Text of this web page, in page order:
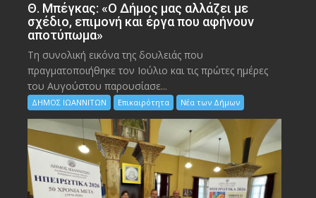
Θ. Μπέγκας: «Ο Δήμος μας αλλάζει με
σχέδιο, επιμονή και έργα που αφήνουν
αποτύπωμα»
Τη συνολική εικόνα της δουλειάς που
πραγματοποιήθηκε τον Ιούλιο και τις πρώτες ημέρες
του Αυγούστου παρουσίασε...
ΔΗΜΟΣ ΙΩΑΝΝΙΤΩΝ Επικαιρότητα Νέα των Δήμων